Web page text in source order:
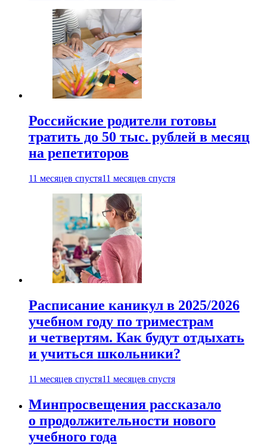
Российские родители готовы
тратить до 50 тыс. рублей в месяц
на репетиторов
11 месяцев спустя11 месяцев спустя
Расписание каникул в 2025/2026
учебном году по триместрам
и четвертям. Как будут отдыхать
и учиться школьники?
11 месяцев спустя11 месяцев спустя
Минпросвещения рассказало
о продолжительности нового
учебного года